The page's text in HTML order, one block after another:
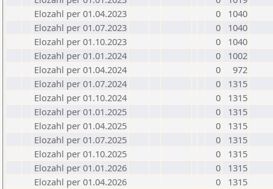
Elozahl per 01.04.2023
0
1040
Elozahl per 01.07.2023
0
1040
Elozahl per 01.10.2023
0
1040
Elozahl per 01.01.2024
0
1002
Elozahl per 01.04.2024
0
972
Elozahl per 01.07.2024
0
1315
Elozahl per 01.10.2024
0
1315
Elozahl per 01.01.2025
0
1315
Elozahl per 01.04.2025
0
1315
Elozahl per 01.07.2025
0
1315
Elozahl per 01.10.2025
0
1315
Elozahl per 01.01.2026
0
1315
Elozahl per 01.04.2026
0
1315